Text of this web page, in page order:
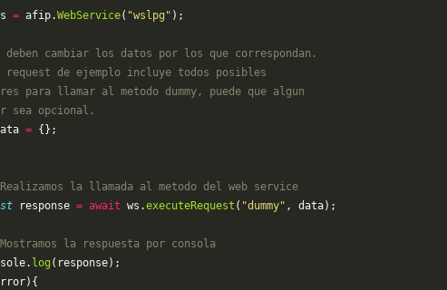
= afip.WebService( "wslpg" );
cambiar los datos por los que correspondan.
de ejemplo incluye todos posibles
para llamar al metodo dummy, puede que algun
sea opcional.
= {};
la llamada al metodo del web service
response = await ws.executeRequest ( "dummy" , data);
la respuesta por consola
log (response);